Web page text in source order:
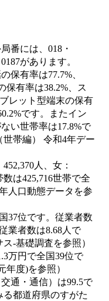
番には、018・
があります。
保有率は77.7%、
保有率は38.2%、ス
レット型端末の保有
です。またイン
い世帯率は17.8%で
帯編） 令和4年デー
人、女：
は425,716世帯で全
人口動態データを参
37位です。従業者数
業者数は8.68人で
‐基礎調査を参照）
万円で全国39位で
年度)を参照）
通・通信）は99.5で
都道府県のすがた